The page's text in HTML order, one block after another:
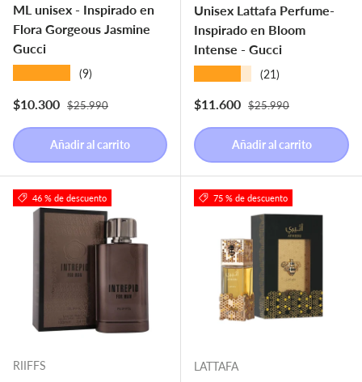
ML unisex - Inspirado en
Flora Gorgeous Jasmine
Gucci
(9)
Precio de venta
$10.300 Precio normal
$25.990
Añadir al carrito
Unisex Lattafa Perfume-
Inspirado en Bloom
Intense - Gucci
(21)
Precio de venta
$11.600 Precio normal
$25.990
Añadir al carrito
46 % de descuento
RIIFFS
75 % de descuento
LATTAFA